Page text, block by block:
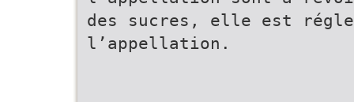
des sucres, elle est
l’appellation.